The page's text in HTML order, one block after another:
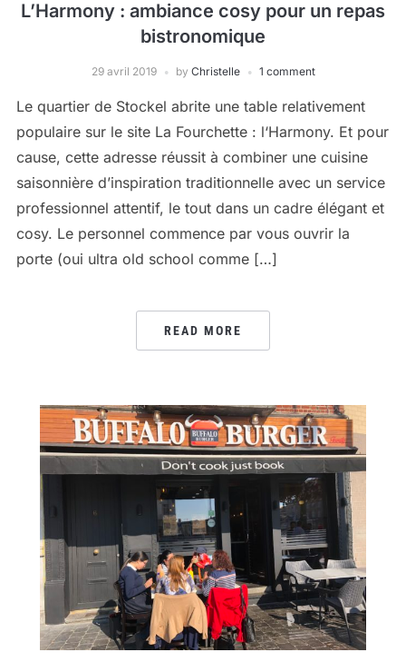
L’Harmony : ambiance cosy pour un repas
bistronomique
29 avril 2019 by Christelle 1 comment
Le quartier de Stockel abrite une table relativement
populaire sur le site La Fourchette : l‘Harmony. Et pour
cause, cette adresse réussit à combiner une cuisine
saisonnière d’inspiration traditionnelle avec un service
professionnel attentif, le tout dans un cadre élégant et
cosy. Le personnel commence par vous ouvrir la
porte (oui ultra old school comme […]
READ MORE